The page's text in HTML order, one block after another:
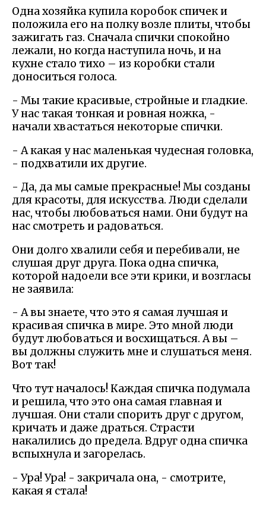
Одна хозяйка купила коробок спичек и
положила его на полку возле плиты, чтобы
зажигать газ. Сначала спички спокойно
лежали, но когда наступила ночь, и на
кухне стало тихо – из коробки стали
доноситься голоса.
- Мы такие красивые, стройные и гладкие.
У нас такая тонкая и ровная ножка, -
начали хвастаться некоторые спички.
- А какая у нас маленькая чудесная головка,
- подхватили их другие.
- Да, да мы самые прекрасные! Мы созданы
для красоты, для искусства. Люди сделали
нас, чтобы любоваться нами. Они будут на
нас смотреть и радоваться.
Они долго хвалили себя и перебивали, не
слушая друг друга. Пока одна спичка,
которой надоели все эти крики, и возгласы
не заявила:
- А вы знаете, что это я самая лучшая и
красивая спичка в мире. Это мной люди
будут любоваться и восхищаться. А вы –
вы должны служить мне и слушаться меня.
Вот так!
Что тут началось! Каждая спичка подумала
и решила, что это она самая главная и
лучшая. Они стали спорить друг с другом,
кричать и даже драться. Страсти
накалились до предела. Вдруг одна спичка
вспыхнула и загорелась.
- Ура! Ура! - закричала она, - смотрите,
какая я стала!